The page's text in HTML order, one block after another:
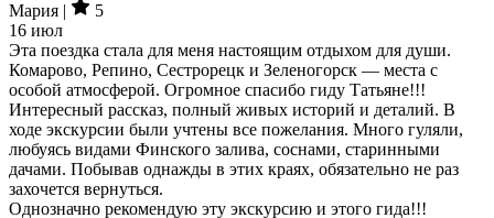
Мария |
5
16 июл
Эта поездка стала для меня настоящим отдыхом для души.
Комарово, Репино, Сестрорецк и Зеленогорск — места с
особой атмосферой. Огромное спасибо гиду Татьяне!!!
Интересный рассказ, полный живых историй и деталий. В
ходе экскурсии были учтены все пожелания. Много гуляли,
любуясь видами Финского залива, соснами, старинными
дачами. Побывав однажды в этих краях, обязательно не раз
захочется вернуться.
Однозначно рекомендую эту экскурсию и этого гида!!!